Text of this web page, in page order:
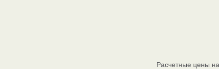
Расчетные цены